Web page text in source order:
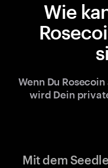
Wie
Wenn Du
wird Dein
Mit dem